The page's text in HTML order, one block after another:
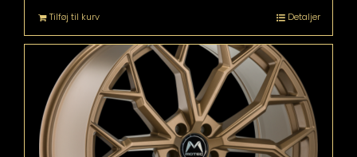
Tilføj til kurv Detaljer